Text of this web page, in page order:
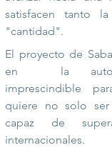
satisfacen tanto
"cantidad".
El proyecto de
en
la
imprescindible
quiere no solo ser
capaz de
internacionales.